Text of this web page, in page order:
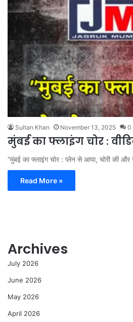
Sultan Khan November 13, 2025 0
मुंबई का फ्लाइंग चोर :
“मुंबई का फ्लाइंग चोर : प्लेन से आया, चोरी की और
Read More »
Archives
July 2026
June 2026
May 2026
April 2026